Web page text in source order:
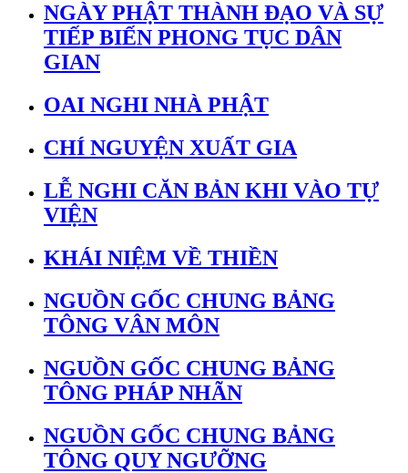
NGÀY PHẬT THÀNH ĐẠO VÀ SỰ
TIẾP BIẾN PHONG TỤC DÂN
GIAN
OAI NGHI NHÀ PHẬT
CHÍ NGUYỆN XUẤT GIA
LỄ NGHI CĂN BẢN KHI VÀO TỰ
VIỆN
KHÁI NIỆM VỀ THIỀN
NGUỒN GỐC CHUNG BẢNG
TÔNG VÂN MÔN
NGUỒN GỐC CHUNG BẢNG
TÔNG PHÁP NHÃN
NGUỒN GỐC CHUNG BẢNG
TÔNG QUY NGƯỠNG